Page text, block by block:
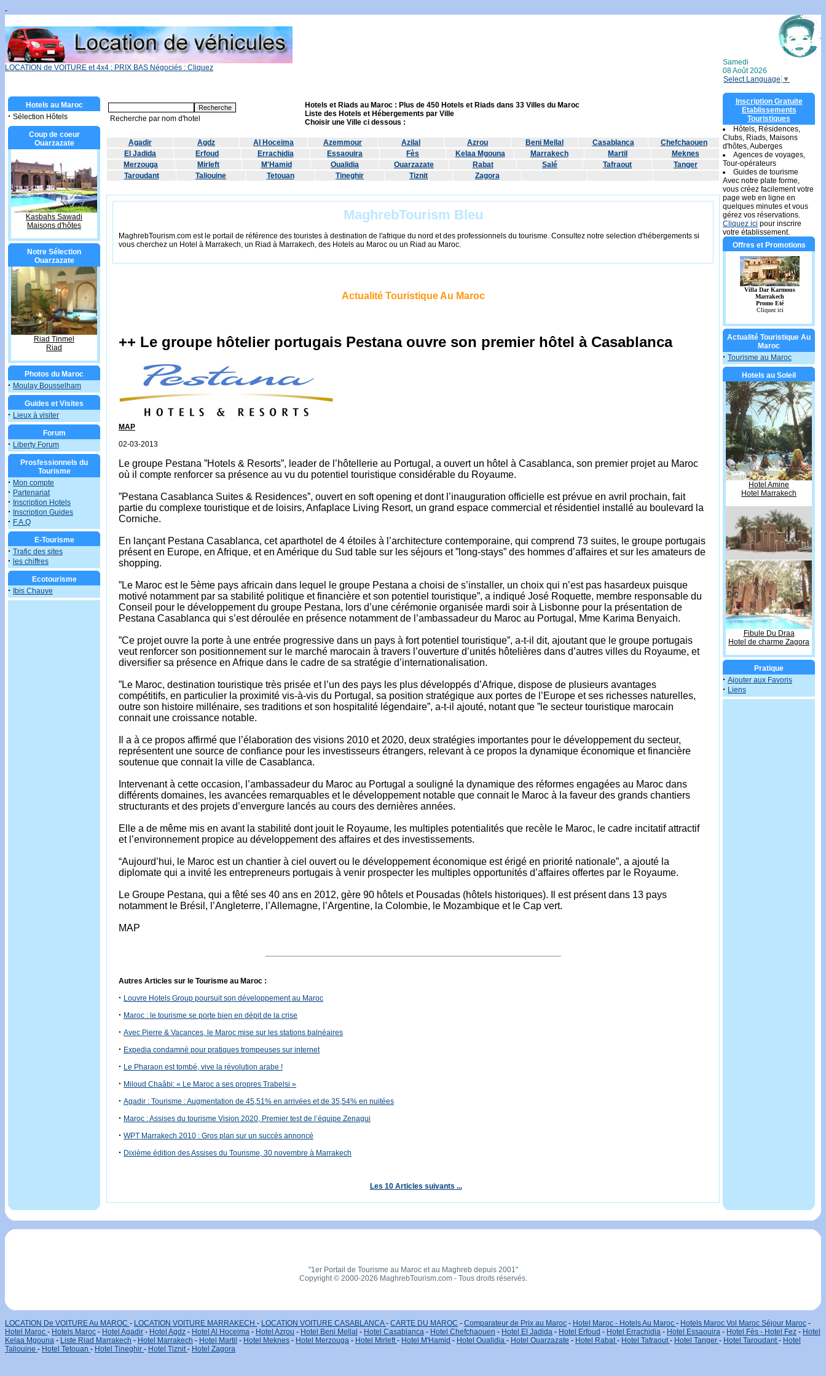
-
LOCATION de VOITURE et 4x4 : PRIX BAS Négociés : Cliquez
Samedi
08 Août 2026
Select Language ▼
Hotels au Maroc
· Sélection Hôtels
Coup de coeur
Ouarzazate
Kasbahs Sawadi
Maisons d'hôtes
Notre Sélection
Ouarzazate
Riad Tinmel
Riad
Photos du Maroc
· Moulay Bousselham
Guides et Visites
· Lieux à visiter
Forum
· Liberty Forum
Prosfessionnels du
Tourisme
· Mon compte
· Partenariat
· Inscription Hotels
· Inscription Guides
· F.A.Q
E-Tourisme
· Trafic des sites
· les chiffres
Ecotourisme
· Ibis Chauve
Recherche par nom d'hotel
Hotels et Riads au Maroc : Plus de 450 Hotels et Riads dans 33 Villes du Maroc
Liste des Hotels et Hébergements par Ville
Choisir une Ville ci dessous :
Agadir Agdz Al Hoceima Azemmour Azilal Azrou Beni Mellal Casablanca
Chefchaouen
El Jadida
Erfoud Errachidia Essaouira Fès Kelaa Mgouna Marrakech Martil
Meknes
Merzouga
Mirleft M'Hamid Oualidia Ouarzazate Rabat Salé Tafraout
Tanger
Taroudant
Taliouine Tetouan Tineghir Tiznit Zagora
MaghrebTourism Bleu
MaghrebTourism.com est le portail de référence des touristes à destination de l'afrique du nord et des professionnels du tourisme. Consultez notre selection d'hébergements si
vous cherchez un Hotel à Marrakech, un Riad à Marrakech, des Hotels au Maroc ou un Riad au Maroc.
Actualité Touristique Au Maroc
++ Le groupe hôtelier portugais Pestana ouvre son premier hôtel à Casablanca
MAP
02-03-2013
Le groupe Pestana ”Hotels & Resorts”, leader de l’hôtellerie au Portugal, a ouvert un hôtel à Casablanca, son premier projet au Maroc
où il compte renforcer sa présence au vu du potentiel touristique considérable du Royaume.
”Pestana Casablanca Suites & Residences”, ouvert en soft opening et dont l’inauguration officielle est prévue en avril prochain, fait
partie du complexe touristique et de loisirs, Anfaplace Living Resort, un grand espace commercial et résidentiel installé au boulevard la
Corniche.
En lançant Pestana Casablanca, cet aparthotel de 4 étoiles à l’architecture contemporaine, qui comprend 73 suites, le groupe portugais
présent en Europe, en Afrique, et en Amérique du Sud table sur les séjours et ”long-stays” des hommes d’affaires et sur les amateurs de
shopping.
”Le Maroc est le 5ème pays africain dans lequel le groupe Pestana a choisi de s’installer, un choix qui n’est pas hasardeux puisque
motivé notamment par sa stabilité politique et financière et son potentiel touristique”, a indiqué José Roquette, membre responsable du
Conseil pour le développement du groupe Pestana, lors d’une cérémonie organisée mardi soir à Lisbonne pour la présentation de
Pestana Casablanca qui s’est déroulée en présence notamment de l’ambassadeur du Maroc au Portugal, Mme Karima Benyaich.
”Ce projet ouvre la porte à une entrée progressive dans un pays à fort potentiel touristique”, a-t-il dit, ajoutant que le groupe portugais
veut renforcer son positionnement sur le marché marocain à travers l’ouverture d’unités hôtelières dans d’autres villes du Royaume, et
diversifier sa présence en Afrique dans le cadre de sa stratégie d’internationalisation.
”Le Maroc, destination touristique très prisée et l’un des pays les plus développés d’Afrique, dispose de plusieurs avantages
compétitifs, en particulier la proximité vis-à-vis du Portugal, sa position stratégique aux portes de l’Europe et ses richesses naturelles,
outre son histoire millénaire, ses traditions et son hospitalité légendaire”, a-t-il ajouté, notant que ”le secteur touristique marocain
connait une croissance notable.
Il a à ce propos affirmé que l’élaboration des visions 2010 et 2020, deux stratégies importantes pour le développement du secteur,
représentent une source de confiance pour les investisseurs étrangers, relevant à ce propos la dynamique économique et financière
soutenue que connait la ville de Casablanca.
Intervenant à cette occasion, l’ambassadeur du Maroc au Portugal a souligné la dynamique des réformes engagées au Maroc dans
différents domaines, les avancées remarquables et le développement notable que connait le Maroc à la faveur des grands chantiers
structurants et des projets d’envergure lancés au cours des dernières années.
Elle a de même mis en avant la stabilité dont jouit le Royaume, les multiples potentialités que recèle le Maroc, le cadre incitatif attractif
et l’environnement propice au développement des affaires et des investissements.
“Aujourd’hui, le Maroc est un chantier à ciel ouvert ou le développement économique est érigé en priorité nationale”, a ajouté la
diplomate qui a invité les entrepreneurs portugais à venir prospecter les multiples opportunités d’affaires offertes par le Royaume.
Le Groupe Pestana, qui a fêté ses 40 ans en 2012, gère 90 hôtels et Pousadas (hôtels historiques). Il est présent dans 13 pays
notamment le Brésil, l’Angleterre, l’Allemagne, l’Argentine, la Colombie, le Mozambique et le Cap vert.
MAP
Autres Articles sur le Tourisme au Maroc :
· Louvre Hotels Group poursuit son développement au Maroc
· Maroc : le tourisme se porte bien en dépit de la crise
· Avec Pierre & Vacances, le Maroc mise sur les stations balnéaires
· Expedia condamné pour pratiques trompeuses sur internet
· Le Pharaon est tombé, vive la révolution arabe !
· Miloud Chaâbi: « Le Maroc a ses propres Trabelsi »
· Agadir : Tourisme : Augmentation de 45,51% en arrivées et de 35,54% en nuitées
· Maroc : Assises du tourisme Vision 2020, Premier test de l’équipe Zenagui
· WPT Marrakech 2010 : Gros plan sur un succès annoncé
· Dixième édition des Assises du Tourisme, 30 novembre à Marrakech
Les 10 Articles suivants ...
Inscription Gratuite
Etablissements
Touristiques
Hôtels, Résidences,
Clubs, Riads, Maisons
d'hôtes, Auberges
Agences de voyages,
Tour-opérateurs
Guides de tourisme
Avec notre plate forme,
vous créez facilement votre
page web en ligne en
quelques minutes et vous
gérez vos réservations.
Cliquez ici pour inscrire
votre établissement.
Offres et Promotions
Actualité Touristique Au
Maroc
· Tourisme au Maroc
Hotels au Soleil
Hotel Amine
Hotel Marrakech
Fibule Du Draa
Hotel de charme Zagora
Pratique
· Ajouter aux Favoris
· Liens
"1er Portail de Tourisme au Maroc et au Maghreb depuis 2001"
Copyright © 2000-2026 MaghrebTourism.com - Tous droits réservés.
LOCATION De VOITURE Au MAROC - LOCATION VOITURE MARRAKECH - LOCATION VOITURE CASABLANCA- CARTE DU MAROC - Comparateur de Prix au Maroc - Hotel Maroc - Hotels Au Maroc - Hotels Maroc Vol Maroc Séjour Maroc -
Hotel Maroc - Hotels Maroc - Hotel Agadir - Hotel Agdz - Hotel Al Hoceima - Hotel Azrou - Hotel Beni Mellal - Hotel Casablanca - Hotel Chefchaouen - Hotel El Jadida - Hotel Erfoud - Hotel Errachidia - Hotel Essaouira - Hotel Fès - Hotel Fez - Hotel
Kelaa Mgouna - Liste Riad Marrakech - Hotel Marrakech - Hotel Martil - Hotel Meknes - Hotel Merzouga - Hotel Mirleft- Hotel M'Hamid - Hotel Oualidia - Hotel Ouarzazate - Hotel Rabat- Hotel Tafraout- Hotel Tanger - Hotel Taroudant- Hotel
Taliouine - Hotel Tetouan - Hotel Tineghir - Hotel Tiznit- Hotel Zagora